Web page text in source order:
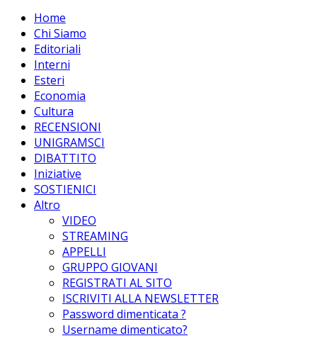
Home
Chi Siamo
Editoriali
Interni
Esteri
Economia
Cultura
RECENSIONI
UNIGRAMSCI
DIBATTITO
Iniziative
SOSTIENICI
Altro
VIDEO
STREAMING
APPELLI
GRUPPO GIOVANI
REGISTRATI AL SITO
ISCRIVITI ALLA NEWSLETTER
Password dimenticata ?
Username dimenticato?